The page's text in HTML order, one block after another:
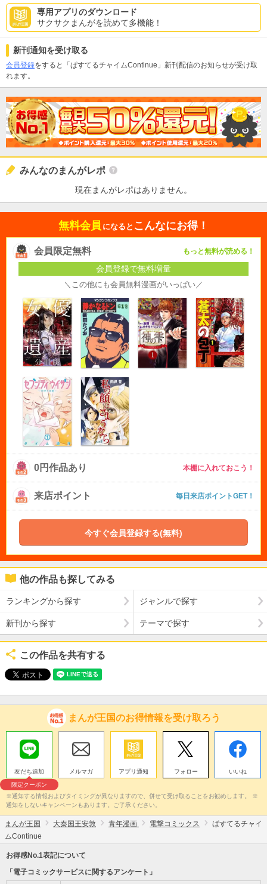
専用アプリのダウンロード
サクサクまんがを読めて多機能！
新刊通知を受け取る
会員登録をすると「ぱすてるチャイムContinue」新刊配信のお知らせが受け取
れます。
みんなのまんがレポ
現在まんがレポはありません。
無料会員 になると こんなにお得！
会員限定無料 もっと無料が読める！
会員登録で無料増量
＼この他にも会員無料漫画がいっぱい／
0円作品あり 本棚に入れておこう！
来店ポイント 毎日来店ポイントGET！
今すぐ会員登録する(無料)
他の作品も探してみる
ランキングから探す ジャンルで探す
新刊から探す テーマで探す
この作品を共有する
まんが王国のお得情報を受け取ろう
友だち追加
限定クーポン
メルマガ アプリ通知 フォロー いいね
※通知する情報およびタイミングが異なりますので、併せて受け取ることをお勧めします。 ※
通知をしないキャンペーンもあります。ご了承ください。
まんが王国 大秦国王安敦 青年漫画 電撃コミックス
ぱすてるチャイ
ムContinue
お得感No.1表記について
「電子コミックサービスに関するアンケート」